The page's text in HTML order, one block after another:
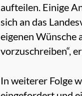
aufteilen. Einige
sich an das
eigenen Wünsche
vorzuschreiben“,
In weiterer Folge